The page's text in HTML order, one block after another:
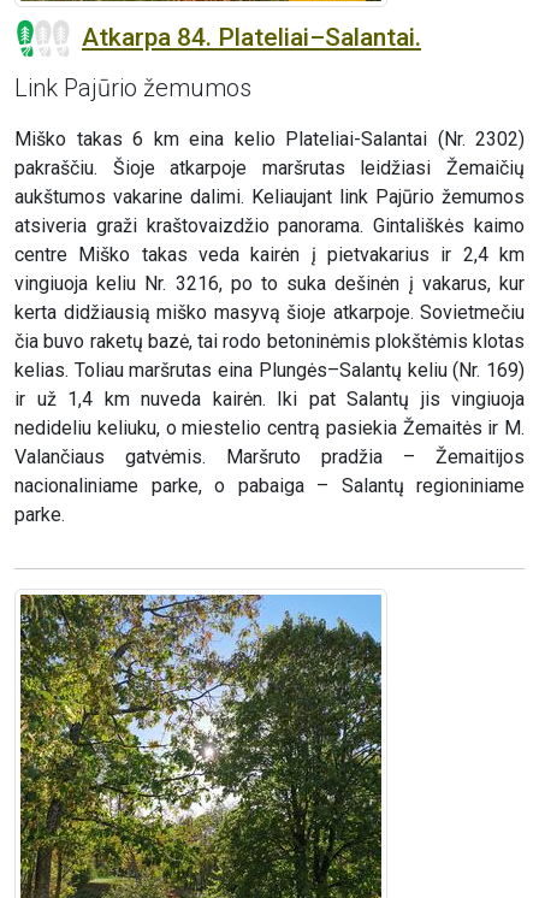
Atkarpa 84. Plateliai–Salantai.
Link Pajūrio žemumos
Miško takas 6 km eina kelio Plateliai-Salantai (Nr. 2302)
pakraščiu. Šioje atkarpoje maršrutas leidžiasi Žemaičių
aukštumos vakarine dalimi. Keliaujant link Pajūrio žemumos
atsiveria graži kraštovaizdžio panorama. Gintališkės kaimo
centre Miško takas veda kairėn į pietvakarius ir 2,4 km
vingiuoja keliu Nr. 3216, po to suka dešinėn į vakarus, kur
kerta didžiausią miško masyvą šioje atkarpoje. Sovietmečiu
čia buvo raketų bazė, tai rodo betoninėmis plokštėmis klotas
kelias. Toliau maršrutas eina Plungės–Salantų keliu (Nr. 169)
ir už 1,4 km nuveda kairėn. Iki pat Salantų jis vingiuoja
nedideliu keliuku, o miestelio centrą pasiekia Žemaitės ir M.
Valančiaus gatvėmis. Maršruto pradžia – Žemaitijos
nacionaliniame parke, o pabaiga – Salantų regioniniame
parke.